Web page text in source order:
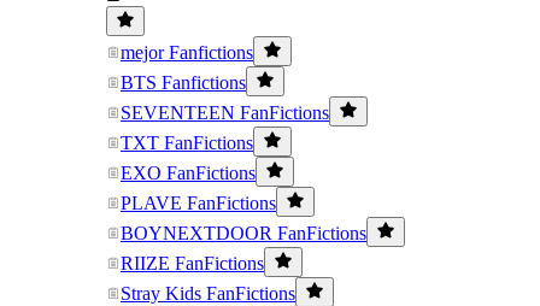
mejor Fanfictions
BTS Fanfictions
SEVENTEEN FanFictions
TXT FanFictions
EXO FanFictions
PLAVE FanFictions
BOYNEXTDOOR FanFictions
RIIZE FanFictions
Stray Kids FanFictions